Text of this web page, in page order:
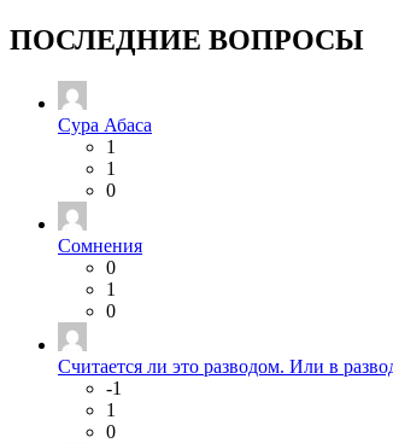
ПОСЛЕДНИЕ ВОПРОСЫ
Сура Абаса
1
1
0
Сомнения
0
1
0
Считается ли это разводом. Или в
-1
1
0